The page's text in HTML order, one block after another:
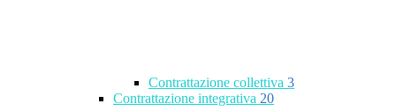
Contrattazione collettiva 3
Contrattazione integrativa 20